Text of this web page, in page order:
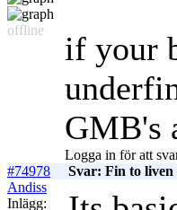
offline
if your
GMB's
Logga in för att
#74978
Svar: Fin to
Andiss
Inlägg: